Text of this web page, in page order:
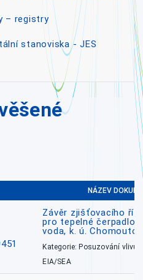
– registry
stanoviska - JES
NÁZEV
Závěr zjišťovacího
pro tepelné čerpadlo
voda, k. ú. Chomoutov
Kategorie: Posuzování vlivů
EIA/SEA